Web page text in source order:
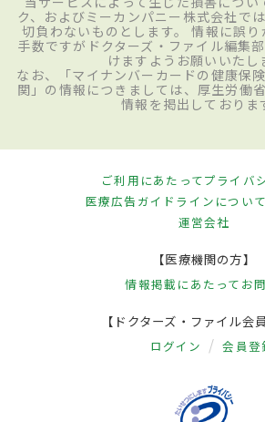
ク、およびミーカンパニー株式会社で
切負わないものとします。 情報に誤
手数ですがドクターズ・ファイル編集
けますようお願いいたし
なお、「マイナンバーカードの健康保
関」の情報につきましては、厚生労働
情報を掲出しておりま
ご利用にあたってプライバ
医療広告ガイドラインについて
運営会社
【医療機関の方】
情報掲載にあたって お
【ドクターズ・ファイル会
ログイン 会員登